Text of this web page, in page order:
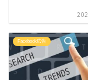
Facebook広告